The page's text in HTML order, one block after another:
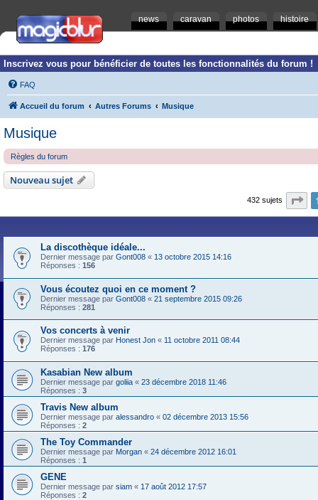
news caravan photos histoire
Inscrivez vous pour bénéficier de toutes les fonctionnalités du forum !
FAQ
Accueil du forum Autres Forums Musique
Musique
Règles du forum
Nouveau sujet
432 sujets
La discothèque idéale...
Dernier message par Gont008 « 13 octobre 2015 14:16
Réponses : 156
Vous écoutez quoi en ce moment ?
Dernier message par Gont008 « 21 septembre 2015 09:26
Réponses : 281
Vos concerts à venir
Dernier message par Honest Jon « 11 octobre 2011 08:44
Réponses : 176
Kasabian New album
Dernier message par goliia « 23 décembre 2018 11:46
Réponses : 3
Travis New album
Dernier message par alessandro « 02 décembre 2013 15:56
Réponses : 2
The Toy Commander
Dernier message par Morgan « 24 décembre 2012 16:01
Réponses : 1
GENE
Dernier message par siam « 17 août 2012 17:57
Réponses : 2